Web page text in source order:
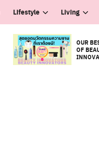
Lifestyle Living
OUR
OF